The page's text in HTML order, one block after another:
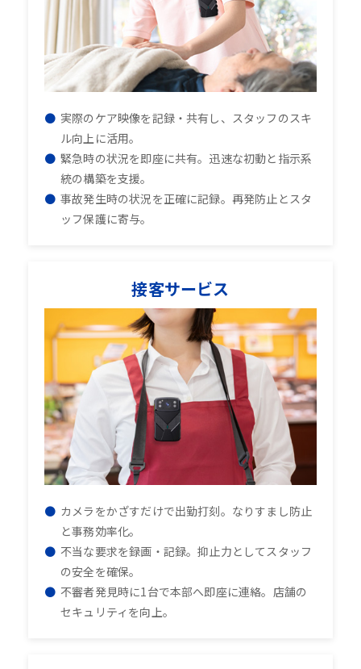
実際のケア映像を記録・共有し、スタッフのスキ
ル向上に活用。
緊急時の状況を即座に共有。迅速な初動と指示系
統の構築を支援。
事故発生時の状況を正確に記録。再発防止とスタ
ッフ保護に寄与。
接客サービス
カメラをかざすだけで出勤打刻。なりすまし防止
と事務効率化。
不当な要求を録画・記録。抑止力としてスタッフ
の安全を確保。
不審者発見時に1台で本部へ即座に連絡。店舗の
セキュリティを向上。